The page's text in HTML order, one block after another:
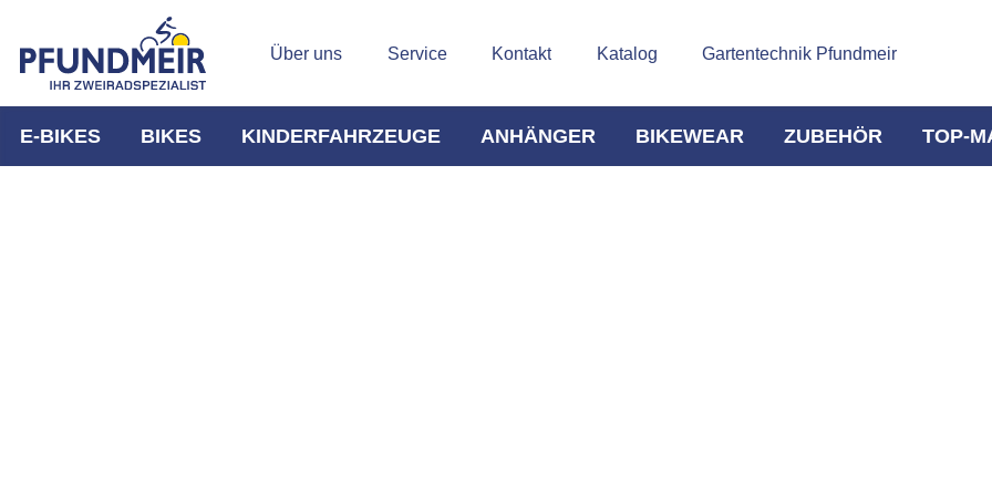
Über uns Service Kontakt Katalog Gartentechnik Pfundmeir
E-BIKES BIKES KINDERFAHRZEUGE ANHÄNGER BIKEWEAR ZUBEHÖR TOP-